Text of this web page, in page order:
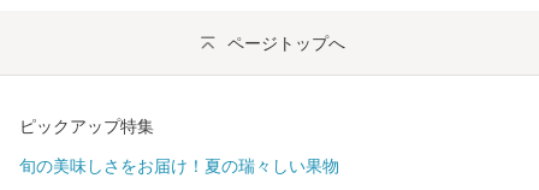
ページトップへ
ピックアップ特集
旬の美味しさをお届け！夏の瑞々しい果物